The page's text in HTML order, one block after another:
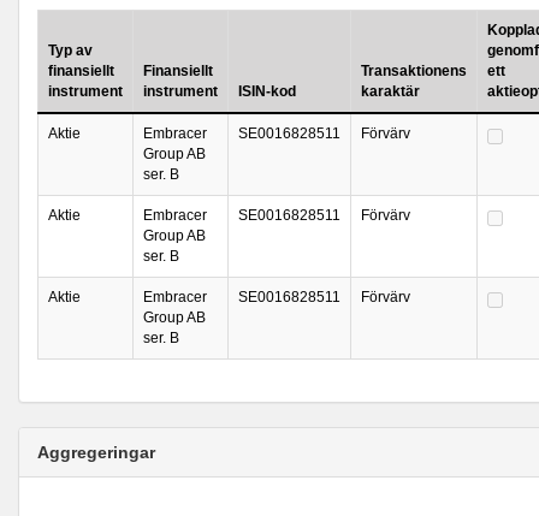
Typ av
finansiellt
instrument
Finansiellt
instrument
ISIN-kod
Transaktionens
karaktär
ett
Aktie
Embracer
Group AB
ser. B
SE0016828511 Förvärv
Aktie
Embracer
Group AB
ser. B
SE0016828511 Förvärv
Aktie
Embracer
Group AB
ser. B
SE0016828511 Förvärv
Aggregeringar